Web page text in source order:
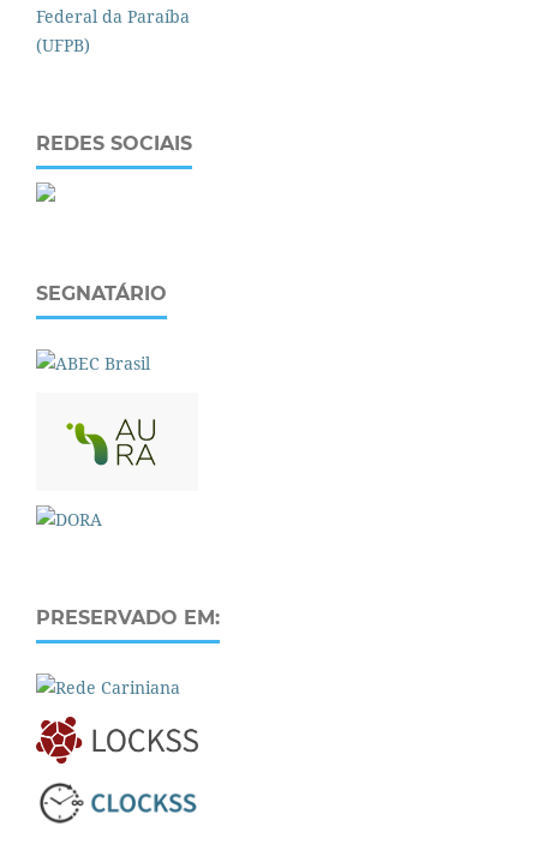
REDES SOCIAIS
SEGNATÁRIO
PRESERVADO EM: